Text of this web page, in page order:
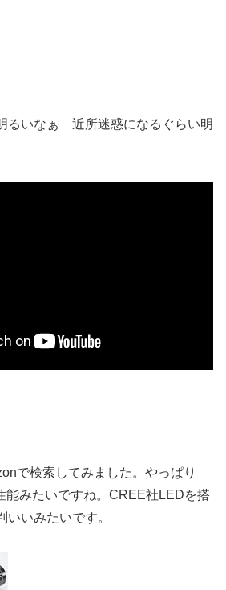
るいなぁ 近所迷惑になるぐらい明
で検索してみました。やっぱり
能みたいですね。CREE社LEDを搭
いみたいです。